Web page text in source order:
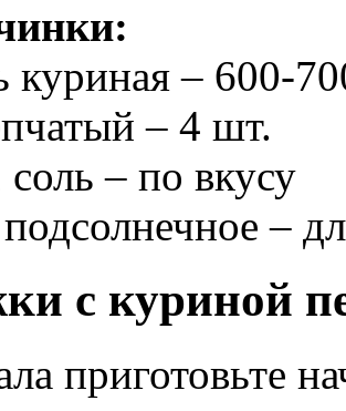
куриная – 600-
– 4 шт.
– по вкусу
–
с куриной
приготовьте